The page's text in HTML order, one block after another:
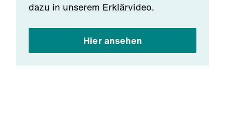
dazu in unserem Erklärvideo.
Hier ansehen